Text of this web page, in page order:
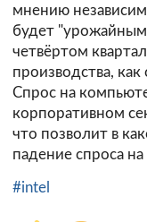
мнению
будет
четвёртом
производства,
Спрос на
корпоративном
что позволит в
падение спроса
#intel